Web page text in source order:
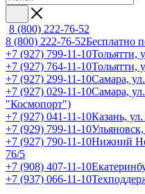
8 (800) 222-76-52
8 (800) 222-76-52Бесплатно
+7 (927) 799-11-10Тольятти,
+7 (927) 764-11-10Тольятти,
+7 (927) 299-11-10Самара,
+7 (927) 029-11-10Самара,
"Космопорт")
+7 (927) 041-11-10Казань,
+7 (929) 799-11-10
+7 (927) 790-11-10Нижний
76/5
+7 (908) 407-11-10
+7 (937) 066-11-10